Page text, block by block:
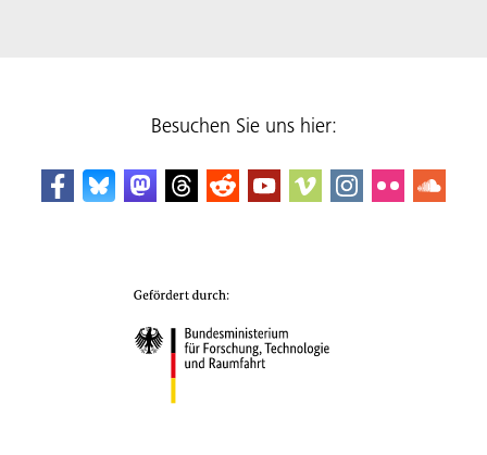
Besuchen Sie uns hier: